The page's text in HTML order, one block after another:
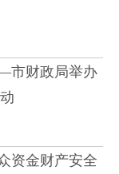
市财政局举办
资金财产安全